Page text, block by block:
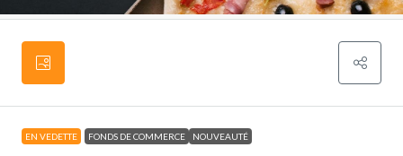
EN VEDETTE FONDS DE COMMERCE NOUVEAUTÉ